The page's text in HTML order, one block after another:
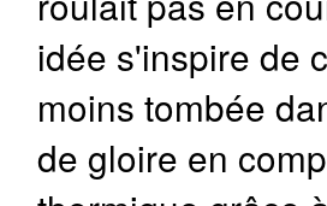
idée s'inspire de
moins tombée
de gloire en